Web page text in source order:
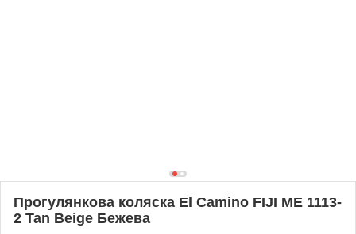
Прогулянкова коляска El Camino FIJI ME 1113-
2 Tan Beige Бежева